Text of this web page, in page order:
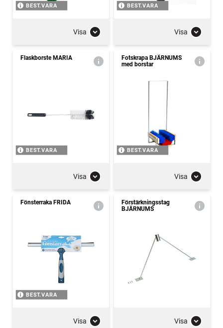
BEST.VARA
Visa
BEST.VARA
Visa
Flaskborste MARIA
BEST.VARA
Visa
Fotskrapa BJÄRNUMS
med borstar
BEST.VARA
Visa
Fönsterraka FRIDA
BEST.VARA
Visa
Förstärkningsstag
BJÄRNUMS
Visa